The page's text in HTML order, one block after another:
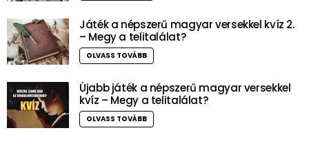
Játék a népszerű magyar versekkel kvíz 2.
– Megy a telitalálat?
OLVASS TOVÁBB
Újabb játék a népszerű magyar versekkel
kvíz – Megy a telitalálat?
OLVASS TOVÁBB